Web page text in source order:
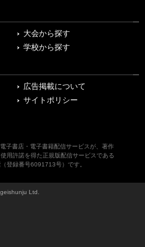
大会から探す
学校から探す
広告掲載について
サイトポリシー
子書店・電子書籍配信サービスが、著作
用許諾を得た正規版配信サービスである
登録番号6091713号）です。
Ltd.